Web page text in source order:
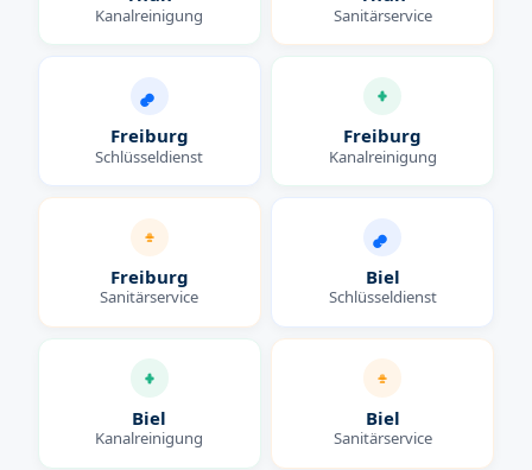
Kanalreinigung Sanitärservice
Freiburg
Schlüsseldienst
Freiburg
Kanalreinigung
Freiburg
Sanitärservice
Biel
Schlüsseldienst
Biel
Kanalreinigung
Biel
Sanitärservice